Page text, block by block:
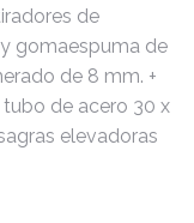
de
gomaespuma de
de 8 mm. +
de acero 30 x
elevadoras